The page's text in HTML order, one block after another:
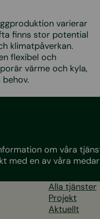
varierar
finns stor potential
klimatpåverkan.
flexibel och
värme och kyla,
om våra
med en av våra
Alla tjänster
Projekt
Aktuellt